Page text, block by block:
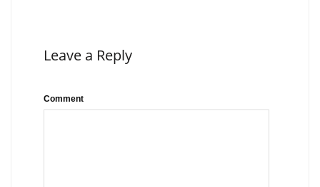
Leave a Reply
Comment